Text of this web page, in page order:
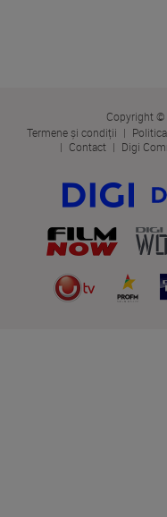
Copyright ©
Termene și condiții
Contact
Digi